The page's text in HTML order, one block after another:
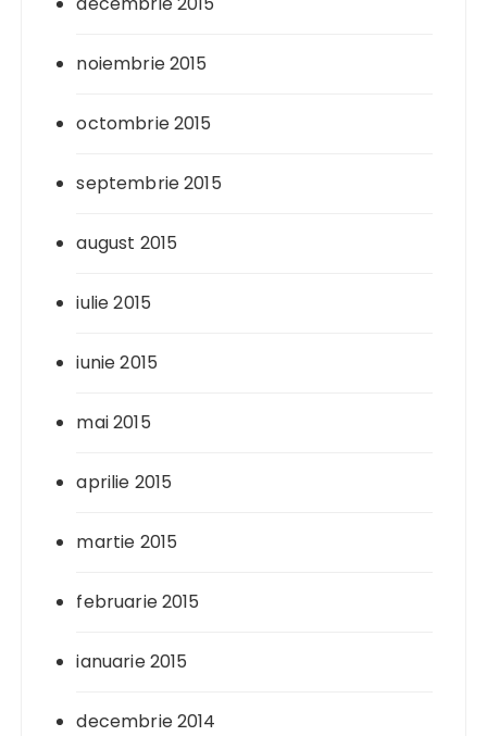
noiembrie 2015
octombrie 2015
septembrie 2015
august 2015
iulie 2015
iunie 2015
mai 2015
aprilie 2015
martie 2015
februarie 2015
ianuarie 2015
decembrie 2014